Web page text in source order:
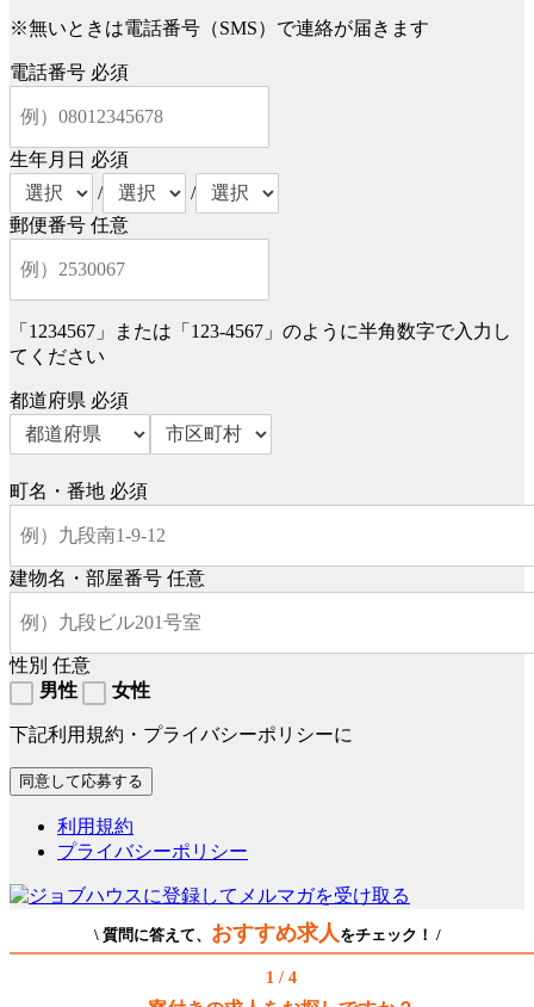
※無いときは電話番号（SMS）で連絡が届きます
電話番号 必須
生年月日 必須
/
/
郵便番号 任意
「1234567」または「123-4567」のように半角数字で入力し
てください
都道府県 必須
町名・番地 必須
建物名・部屋番号 任意
性別 任意
男性
女性
下記利用規約・プライバシーポリシーに
利用規約
プライバシーポリシー
\ 質問に答えて、 おすすめ求人をチェック！ /
1 / 4